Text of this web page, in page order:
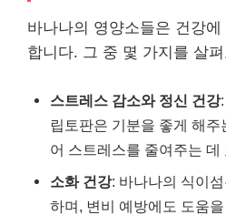
바나나의 영양소들은 건강
합니다. 그 중 몇 가지를 살
스트레스 감소와 정신 건강
립토판은 기분을 좋게 해
어 스트레스를 줄여주는 데
소화 건강: 바나나의 식이
하며, 변비 예방에도 도움